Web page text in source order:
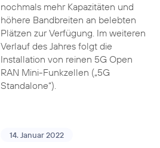
nochmals mehr Kapazitäten und
höhere Bandbreiten an belebten
Plätzen zur Verfügung. Im weiteren
Verlauf des Jahres folgt die
Installation von reinen 5G Open
RAN Mini-Funkzellen („5G
Standalone“).
14. Januar 2022